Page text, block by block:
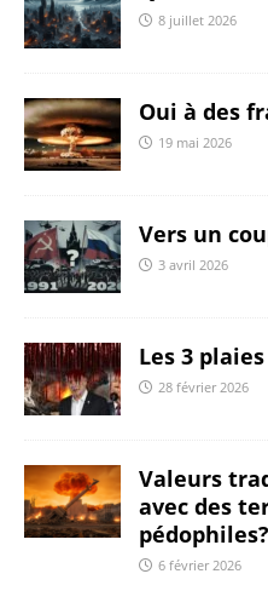
8 juillet 2026
Oui à des
19 mai 2026
Vers un
3 avril 2026
Les 3
28 février 2026
Valeurs
avec des
pédophiles?
6 février 2026